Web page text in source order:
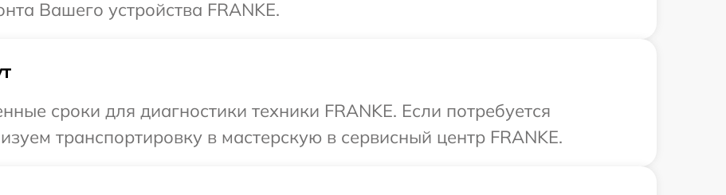
Вашего устройства FRANKE.
сроки для диагностики техники FRANKE. Если потребуется
транспортировку в мастерскую в сервисный центр FRANKE.